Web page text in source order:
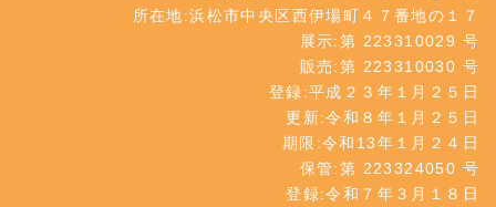
所在地:浜松市中央区西伊場町４７番地の１７
展示:第 223310029 号
販売:第 223310030 号
登録:平成２３年１月２５日
更新:令和８年１月２５日
期限:令和13年１月２４日
保管:第 223324050 号
登録:令和７年３月１８日